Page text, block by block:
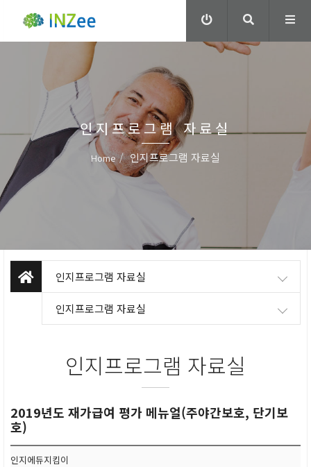
인지프로그램 자료실
Home 인지프로그램 자료실
인지프로그램 자료실
인지프로그램 자료실
인지프로그램 자료실
2019년도 재가급여 평가 메뉴얼(주야간보호, 단기보
호)
인지에듀지킴이